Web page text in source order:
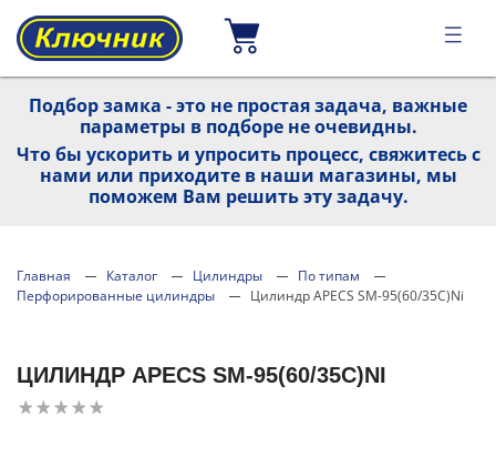
Подбор замка - это не простая задача, важные
параметры в подборе не очевидны.
Что бы ускорить и упросить процесс, свяжитесь с
нами или приходите в наши магазины, мы
поможем Вам решить эту задачу.
Главная Каталог Цилиндры
По типам
Перфорированные цилиндры
Цилиндр APECS SM-95(60/35C)Ni
ЦИЛИНДР APECS SM-95(60/35C)NI